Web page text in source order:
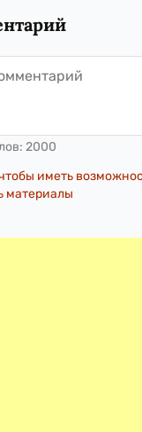
2000
иметь
материалы